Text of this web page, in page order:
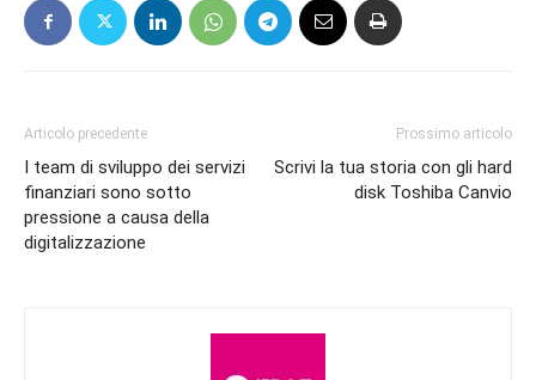
Articolo precedente
I team di sviluppo dei servizi
finanziari sono sotto
pressione a causa della
digitalizzazione
Prossimo articolo
Scrivi la tua storia con gli hard
disk Toshiba Canvio